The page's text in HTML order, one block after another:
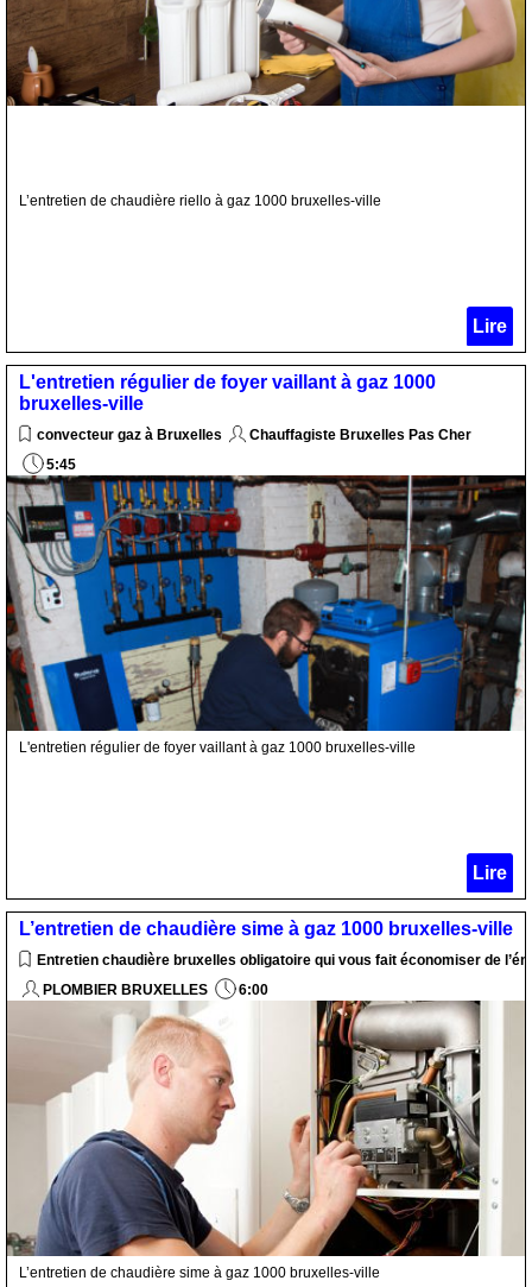
L’entretien de chaudière riello à gaz 1000 bruxelles-ville
Lire
L'entretien régulier de foyer vaillant à gaz 1000
bruxelles-ville
convecteur gaz à Bruxelles
Chauffagiste Bruxelles Pas Cher
5:45
L'entretien régulier de foyer vaillant à gaz 1000 bruxelles-ville
Lire
L’entretien de chaudière sime à gaz 1000 bruxelles-ville
Entretien chaudière bruxelles obligatoire qui vous fait économiser de
PLOMBIER BRUXELLES
6:00
L’entretien de chaudière sime à gaz 1000 bruxelles-ville